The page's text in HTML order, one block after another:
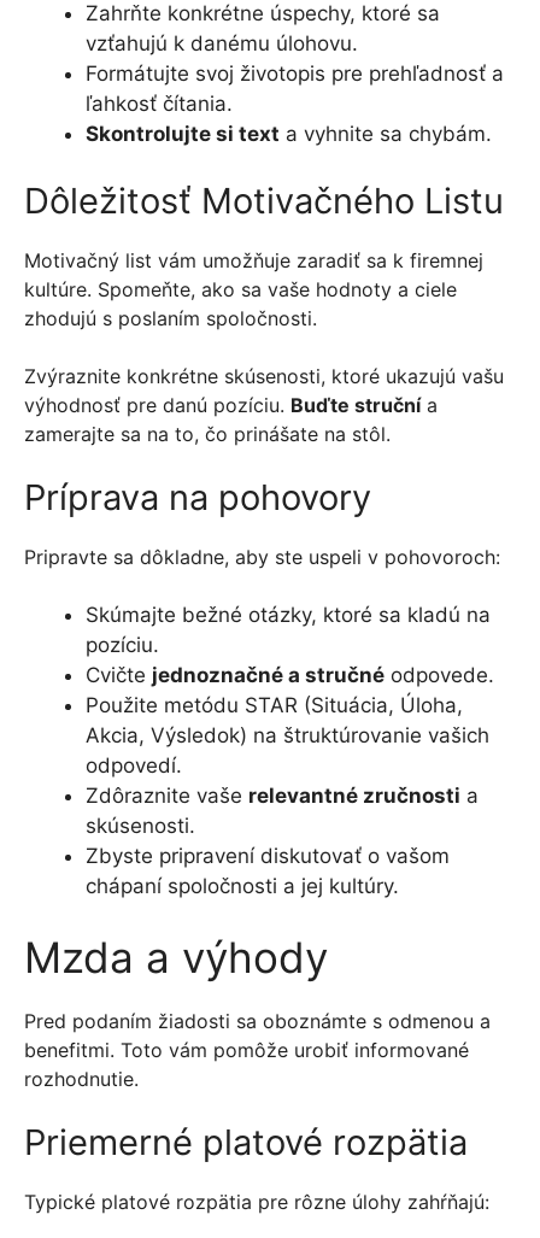
Zahrňte konkrétne úspechy, ktoré sa
vzťahujú k danému úlohovu.
Formátujte svoj životopis pre prehľadnosť a
ľahkosť čítania.
Skontrolujte si text a vyhnite sa chybám.
Dôležitosť Motivačného Listu
Motivačný list vám umožňuje zaradiť sa k firemnej
kultúre. Spomeňte, ako sa vaše hodnoty a ciele
zhodujú s poslaním spoločnosti.
Zvýraznite konkrétne skúsenosti, ktoré ukazujú vašu
výhodnosť pre danú pozíciu. Buďte stručnía
zamerajte sa na to, čo prinášate na stôl.
Príprava na pohovory
Pripravte sa dôkladne, aby ste uspeli v pohovoroch:
Skúmajte bežné otázky, ktoré sa kladú na
pozíciu.
Cvičte jednoznačné a stručné odpovede.
Použite metódu STAR (Situácia, Úloha,
Akcia, Výsledok) na štruktúrovanie vašich
odpovedí.
Zdôraznite vaše relevantné zručnosti a
skúsenosti.
Zbyste pripravení diskutovať o vašom
chápaní spoločnosti a jej kultúry.
Mzda a výhody
Pred podaním žiadosti sa oboznámte s odmenou a
benefitmi. Toto vám pomôže urobiť informované
rozhodnutie.
Priemerné platové rozpätia
Typické platové rozpätia pre rôzne úlohy zahŕňajú: